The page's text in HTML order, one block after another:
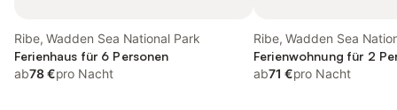
Ribe, Wadden Sea National Park
Ferienhaus für 6 Personen
ab78 €pro Nacht
Ribe, Wadden Sea
Ferienwohnung für 2
ab71 €pro Nacht